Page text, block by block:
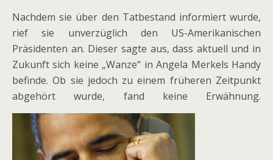
Nachdem sie über den Tatbestand informiert wurde,
rief sie unverzüglich den US-Amerikanischen
Präsidenten an. Dieser sagte aus, dass aktuell und in
Zukunft sich keine „Wanze“ in Angela Merkels Handy
befinde. Ob sie jedoch zu einem früheren Zeitpunkt
abgehört wurde, fand keine Erwähnung.